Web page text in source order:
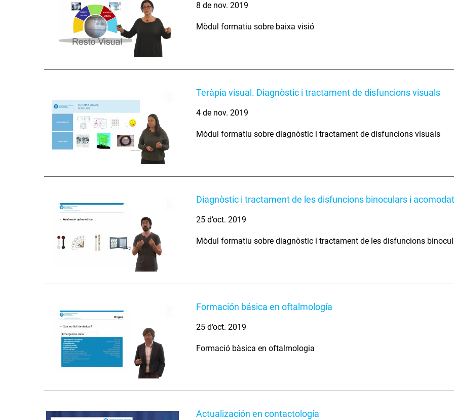
8 de nov. 2019
Mòdul formatiu sobre baixa visió
Teràpia visual. Diagnòstic i tractament de disfuncions visuals
4 de nov. 2019
Mòdul formatiu sobre diagnòstic i tractament de disfuncions visuals
Diagnòstic i tractament de les disfuncions binoculars i
25 d’oct. 2019
Mòdul formatiu sobre diagnòstic i tractament de les disfuncions
Formación básica en oftalmología
25 d’oct. 2019
Formació bàsica en oftalmologia
Actualización en contactología